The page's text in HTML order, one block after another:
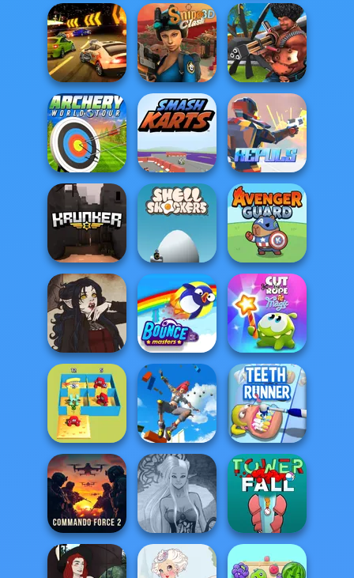
Knife Master Tank Off Jetpack Joyride
Burnin' Rubber 5
XS
Sniper Clash 3D Airport Clash 3D
Archery World
Tour
Smash Karts Repuls.io
Krunker Shell Shockers Avenger Guard
Gothic Heroine Bouncemasters
Cut The Rope
Magic
Alphabet Lore
Maze
Only Up 3D
Parkour Go
Ascend
Teeth Runner